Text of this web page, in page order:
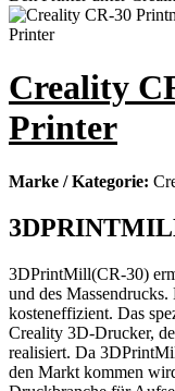
Creality
Printer
Marke / Kategorie:
3DPrintMill(CR-30)
und des
kosteneffizient. Das
Creality 3D-Drucker,
realisiert. Da
den Markt kommen